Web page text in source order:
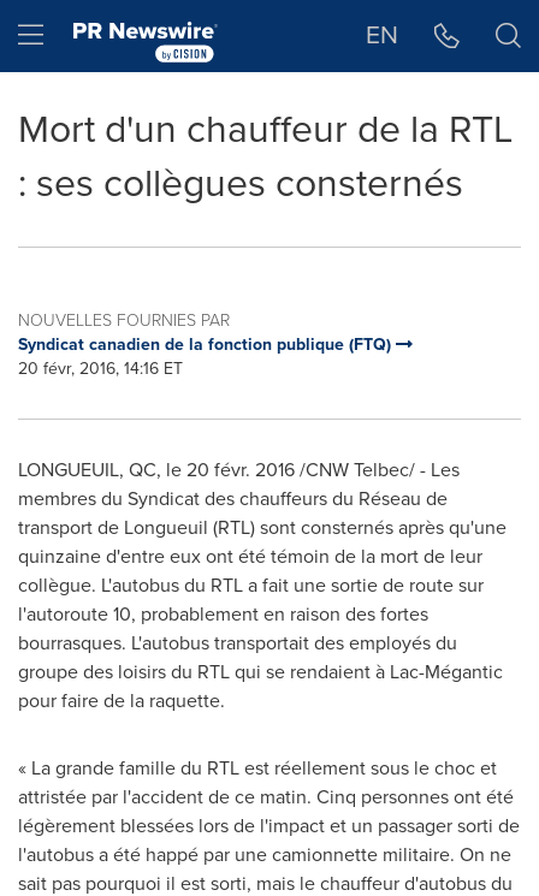
Hamburger menu EN
Mort d'un chauffeur de la RTL
: ses collègues consternés
NOUVELLES FOURNIES PAR
Syndicat canadien de la fonction publique (FTQ)
20 févr, 2016, 14:16 ET
LONGUEUIL, QC, le 20 févr. 2016 /CNW Telbec/ - Les
membres du Syndicat des chauffeurs du Réseau de
transport de Longueuil (RTL) sont consternés après qu'une
quinzaine d'entre eux ont été témoin de la mort de leur
collègue. L'autobus du RTL a fait une sortie de route sur
l'autoroute 10, probablement en raison des fortes
bourrasques. L'autobus transportait des employés du
groupe des loisirs du RTL qui se rendaient à Lac-Mégantic
pour faire de la raquette.
« La grande famille du RTL est réellement sous le choc et
attristée par l'accident de ce matin. Cinq personnes ont été
légèrement blessées lors de l'impact et un passager sorti de
l'autobus a été happé par une camionnette militaire. On ne
sait pas pourquoi il est sorti, mais le chauffeur d'autobus du